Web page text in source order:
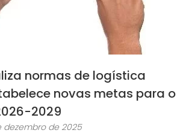
normas de logística
novas metas para o
2029
dezembro de 2025